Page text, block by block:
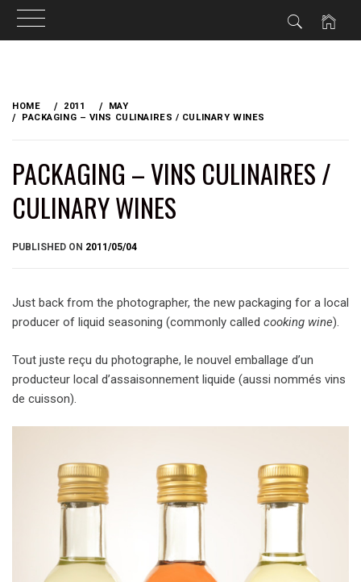
content
HOME 2011
MAY
PACKAGING – VINS CULINAIRES / CULINARY WINES
PACKAGING – VINS CULINAIRES /
CULINARY WINES
PUBLISHED ON 2011/05/04
Just back from the photographer, the new packaging for a local
producer of liquid seasoning (commonly called cooking wine).
Tout juste reçu du photographe, le nouvel emballage d’un
producteur local d’assaisonnement liquide (aussi nommés vins
de cuisson).